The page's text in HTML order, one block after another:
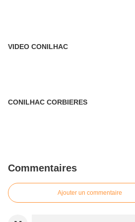
VIDEO CONILHAC
CONILHAC CORBIERES
Commentaires
Ajouter un commentaire